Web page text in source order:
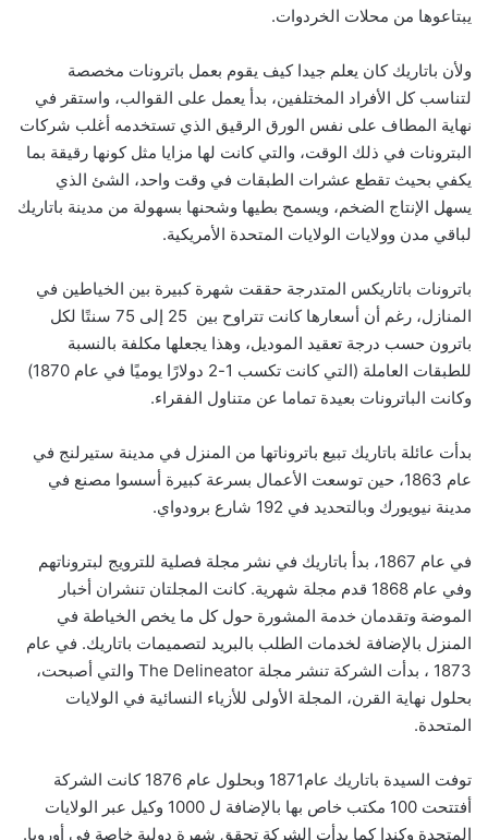
يبتاعوها من محلات الخردوات.
ولأن باتاريك كان يعلم جيدا كيف يقوم بعمل باترونات مخصصة
لتناسب كل الأفراد المختلفين، بدأ يعمل على القوالب، واستقر في
نهاية المطاف على نفس الورق الرقيق الذي تستخدمه أغلب شركات
البترونات في ذلك الوقت، والتي كانت لها مزايا مثل كونها رقيقة بما
يكفي بحيث تقطع عشرات الطبقات في وقت واحد، الشئ الذي
يسهل الإنتاج الضخم، ويسمح بطيها وشحنها بسهولة من مدينة باتاريك
لباقي مدن وولايات الولايات المتحدة الأمريكية.
باترونات باتاريكس المتدرجة حققت شهرة كبيرة بين الخياطين في
المنازل، رغم أن أسعارها كانت تتراوح بين 25 إلى 75 سنتًا لكل
باترون حسب درجة تعقيد الموديل، وهذا يجعلها مكلفة بالنسبة
للطبقات العاملة (التي كانت تكسب 1-2 دولارًا يوميًا في عام 1870)
وكانت الباترونات بعيدة تماما عن متناول الفقراء.
بدأت عائلة باتاريك تبيع باتروناتها من المنزل في مدينة ستيرلنج في
عام 1863، حين توسعت الأعمال بسرعة كبيرة أسسوا مصنع في
مدينة نيويورك وبالتحديد في 192 شارع برودواي.
في عام 1867، بدأ باتاريك في نشر مجلة فصلية للترويج لبتروناتهم
وفي عام 1868 قدم مجلة شهرية. كانت المجلتان تنشران أخبار
الموضة وتقدمان خدمة المشورة حول كل ما يخص الخياطة في
المنزل بالإضافة لخدمات الطلب بالبريد لتصميمات باتاريك. في عام
1873 ، بدأت الشركة تنشر مجلة The Delineator والتي أصبحت،
بحلول نهاية القرن، المجلة الأولى للأزياء النسائية في الولايات
المتحدة.
توفت السيدة باتاريك عام1871 وبحلول عام 1876 كانت الشركة
أفتتحت 100 مكتب خاص بها بالإضافة ل 1000 وكيل عبر الولايات
المتحدة وكندا كما بدأت الشركة تحقق شهرة دولية خاصة في أوروبا.